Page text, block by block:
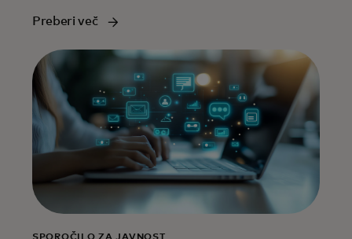
Preberi več